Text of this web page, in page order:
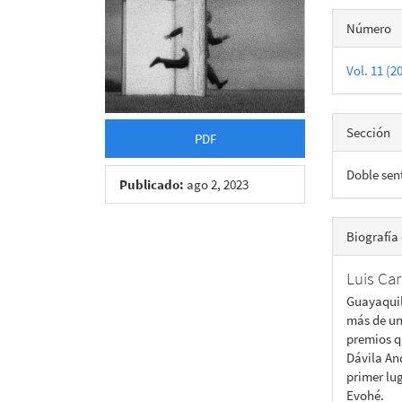
PDF
Publicado: ago 2, 2023
del
Número
Vol. 11
Sección
Doble
Biografía
Luis
más de
premios
Dávila
primer
Evohé.